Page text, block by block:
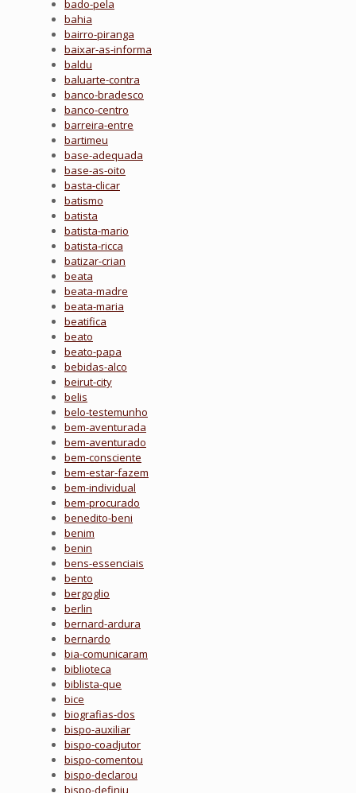
bado-pela
bahia
bairro-piranga
baixar-as-informa
baldu
baluarte-contra
banco-bradesco
banco-centro
barreira-entre
bartimeu
base-adequada
base-as-oito
basta-clicar
batismo
batista
batista-mario
batista-ricca
batizar-crian
beata
beata-madre
beata-maria
beatifica
beato
beato-papa
bebidas-alco
beirut-city
belis
belo-testemunho
bem-aventurada
bem-aventurado
bem-consciente
bem-estar-fazem
bem-individual
bem-procurado
benedito-beni
benim
benin
bens-essenciais
bento
bergoglio
berlin
bernard-ardura
bernardo
bia-comunicaram
biblioteca
biblista-que
bice
biografias-dos
bispo-auxiliar
bispo-coadjutor
bispo-comentou
bispo-declarou
bispo-definiu